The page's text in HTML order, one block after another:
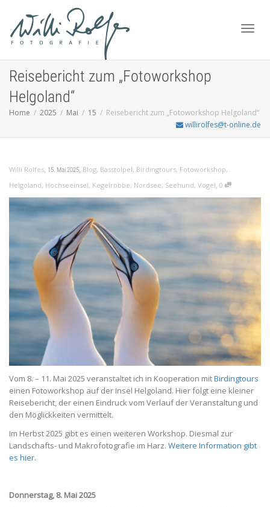
Reisebericht zum „Fotoworkshop
Helgoland“
Home 2025 Mai 15
Reisebericht zum „Fotoworkshop Helgoland“
willirolfes@t-online.de
Willi Rolfes, 15. Mai 2025, Blog, Basstölpel, Birdingtours, Fotoworkshop,
Helgoland, Hochseeinsel, Kegelrobbe, Nordsee, Seehund, Vogel, 0
Vom 8. – 11. Mai 2025 veranstaltet ich in Kooperation mitBirdingtours
einen Fotoworkshop auf der Insel Helgoland. Hier folgt eine kleiner
Reisebericht, der einen Eindruck vom Verlauf der Veranstaltung und
den Möglickkeiten vermittelt.
Im Herbst 2025 gibt es einen weiteren Workshop. Diesmal zur
Landschafts- und Makrofotografie im Harz. Weitere Information gibt
es hier.
Donnerstag, 8. Mai 2025